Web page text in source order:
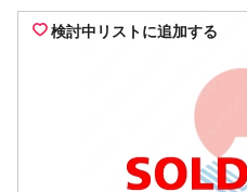
検討中リストに追加する